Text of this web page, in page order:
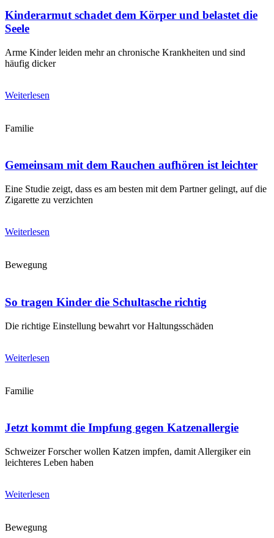
Kinderarmut schadet dem Körper und belastet die
Seele
Arme Kinder leiden mehr an chronische Krankheiten und sind
häufig dicker
Weiterlesen
Familie
Gemeinsam mit dem Rauchen aufhören ist leichter
Eine Studie zeigt, dass es am besten mit dem Partner gelingt, auf die
Zigarette zu verzichten
Weiterlesen
Bewegung
So tragen Kinder die Schultasche richtig
Die richtige Einstellung bewahrt vor Haltungsschäden
Weiterlesen
Familie
Jetzt kommt die Impfung gegen Katzenallergie
Schweizer Forscher wollen Katzen impfen, damit Allergiker ein
leichteres Leben haben
Weiterlesen
Bewegung